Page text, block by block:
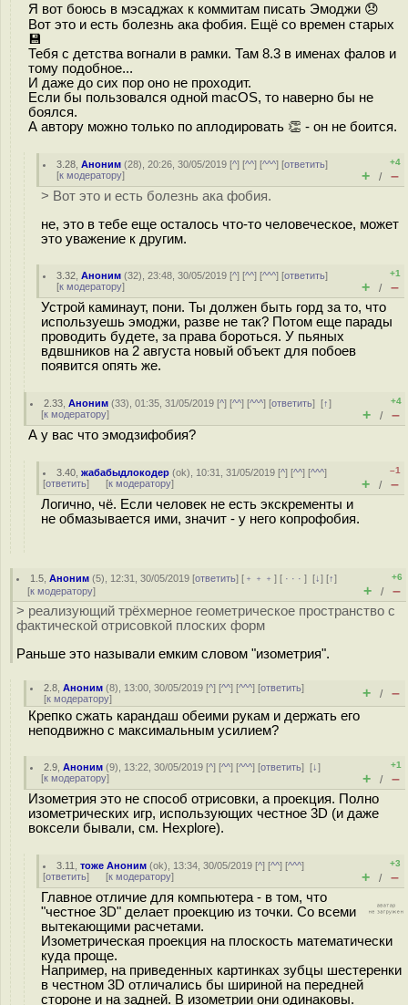
Я вот боюсь в мэсаджах к коммитам писать Эмоджи 😞
Вот это и есть болезнь ака фобия. Ещё со времен старых
💾
Тебя с детства вогнали в рамки. Там 8.3 в именах фалов и
тому подобное...
И даже до сих пор оно не проходит.
Если бы пользовался одной macOS, то наверно бы не
боялся.
А автору можно только по аплодировать 👏 - он не боится.
3.28 ,Аноним (28), 20:26, 30/05/2019 [^] [^^] [^^^] [ответить]
[к модератору]
+4
+ / –
> Вот это и есть болезнь ака фобия.
не, это в тебе еще осталось что-то человеческое, может
это уважение к другим.
3.32 ,Аноним (32), 23:48, 30/05/2019 [^] [^^] [^^^] [ответить]
[к модератору]
+1
+ / –
Устрой каминаут, пони. Ты должен быть горд за то, что
используешь эмоджи, разве не так? Потом еще парады
проводить будете, за права бороться. У пьяных
вдвшников на 2 августа новый объект для побоев
появится опять же.
2.33 ,Аноним (33), 01:35, 31/05/2019 [^] [^^] [^^^] [ответить][↑]
[к модератору]
+4
+ / –
А у вас что эмодзифобия?
3.40 ,жабабыдлокодер (ok), 10:31, 31/05/2019 [^] [^^] [^^^]
[ответить] [к модератору]
–1
+ / –
Логично, чё. Если человек не есть экскременты и
не обмазывается ими, значит - у него копрофобия.
1.5 ,Аноним (5), 12:31, 30/05/2019 [ответить] [ ﹢﹢﹢] [ · · ·][↓] [↑]
[к модератору]
+6
+ / –
> реализующий трёхмерное геометрическое пространство с
фактической отрисовкой плоских форм
Раньше это называли емким словом "изометрия".
2.8 ,Аноним (8), 13:00, 30/05/2019 [^] [^^] [^^^] [ответить]
[к модератору] + / –
Крепко сжать карандаш обеими рукам и держать его
неподвижно с максимальным усилием?
2.9 ,Аноним (9), 13:22, 30/05/2019 [^] [^^] [^^^] [ответить][↓]
[к модератору]
+1
+ / –
Изометрия это не способ отрисовки, а проекция. Полно
изометрических игр, использующих честное 3D (и даже
воксели бывали, см. Hexplore).
3.11 ,тоже Аноним (ok), 13:34, 30/05/2019 [^] [^^] [^^^]
[ответить] [к модератору]
+3
+ / –
Главное отличие для компьютера - в том, что
"честное 3D" делает проекцию из точки. Со всеми
вытекающими расчетами.
Изометрическая проекция на плоскость математически
куда проще.
Например, на приведенных картинках зубцы шестеренки
в честном 3D отличались бы шириной на передней
стороне и на задней. В изометрии они одинаковы.